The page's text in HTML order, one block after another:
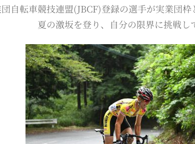
自転車競技連盟(JBCF)登録の選手が実業団
夏の激坂を登り、自分の限界に挑戦し